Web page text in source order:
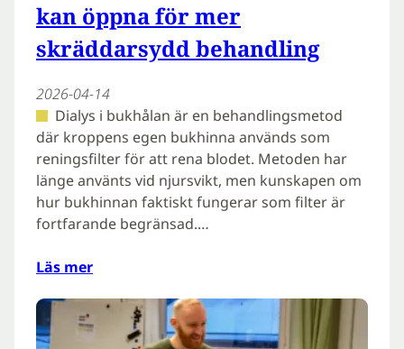
kan öppna för mer
skräddarsydd behandling
2026-04-14
Dialys i bukhålan är en behandlingsmetod
där kroppens egen bukhinna används som
reningsfilter för att rena blodet. Metoden har
länge använts vid njursvikt, men kunskapen om
hur bukhinnan faktiskt fungerar som filter är
fortfarande begränsad.…
Läs mer